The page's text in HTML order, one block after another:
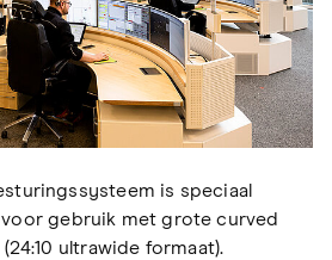
is speciaal
gebruik met grote curved
ultrawide formaat).